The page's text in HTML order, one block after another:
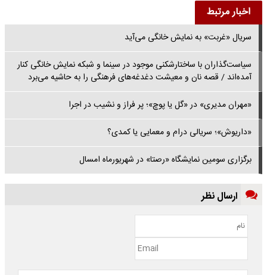
اخبار مرتبط
سریال «غربت» به نمایش خانگی می‌آید
سیاست‌گذاران با ساختارشکنی موجود در سینما و شبکه نمایش خانگی کنار
آمده‌اند / قصه نان و معیشت دغدغه‌های فرهنگی را به حاشیه می‌برد
«مهران مدیری» در «گل یا پوچ»؛ پر فراز و نشیب در اجرا
«داریوش»؛ سریالی درام و معمایی یا کمدی؟
برگزاری سومین نمایشگاه «رصتا» در شهریورماه امسال
ارسال نظر